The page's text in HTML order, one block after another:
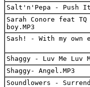
Salt'n'Pepa - Push
Sarah Conore feat
boy.MP3
Sash! - With my own
Shaggy - Luv Me Luv
Shaggy- Angel.MP3
Soundlowers -